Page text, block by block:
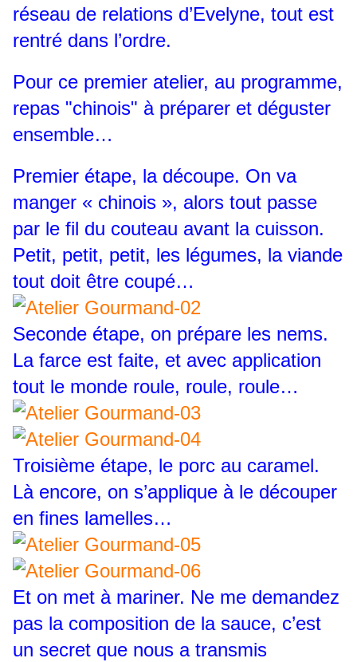
réseau de relations d’Evelyne, tout est
rentré dans l’ordre.
Pour ce premier atelier, au programme,
repas "chinois" à préparer et déguster
ensemble…
Premier étape, la découpe. On va
manger « chinois », alors tout passe
par le fil du couteau avant la cuisson.
Petit, petit, petit, les légumes, la viande
tout doit être coupé…
Seconde étape, on prépare les nems.
La farce est faite, et avec application
tout le monde roule, roule, roule…
Troisième étape, le porc au caramel.
Là encore, on s’applique à le découper
en fines lamelles…
Et on met à mariner. Ne me demandez
pas la composition de la sauce, c’est
un secret que nous a transmis